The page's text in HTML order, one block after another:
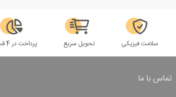
سلامت فیزیکی تحویل سریع پرداخت در 4 قسط
تماس با ما